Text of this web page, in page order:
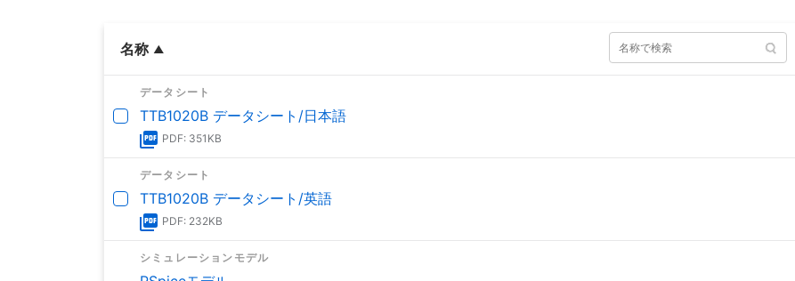
名称
データシート
TTB1020B データシート/日本語
PDF: 351KB
データシート
TTB1020B データシート/英語
PDF: 232KB
シミュレーションモデル